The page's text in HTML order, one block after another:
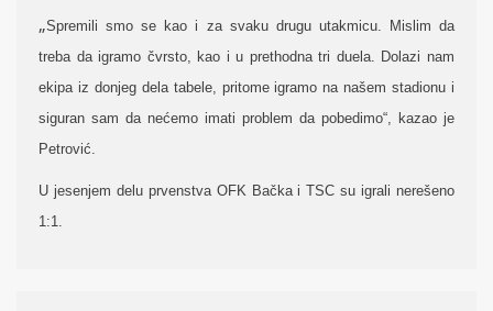
„Spremili smo se kao i za svaku drugu utakmicu. Mislim da
treba da igramo čvrsto, kao i u prethodna tri duela. Dolazi nam
ekipa iz donjeg dela tabele, pritome igramo na našem stadionu i
siguran sam da nećemo imati problem da pobedimo“, kazao je
Petrović.
U jesenjem delu prvenstva OFK Bačka i TSC su igrali nerešeno
1:1.